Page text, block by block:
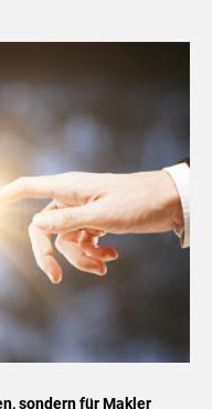
sondern für Makler